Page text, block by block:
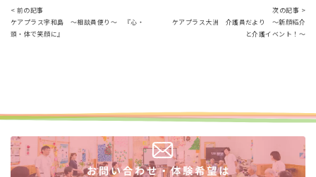
< 前の記事
ケアプラス宇和島 ～相談員便り～ 『心・
頭・体で笑顔に』
次の記事 >
ケアプラス大洲 介護員だより ～新顔紹介
と介護イベント！～